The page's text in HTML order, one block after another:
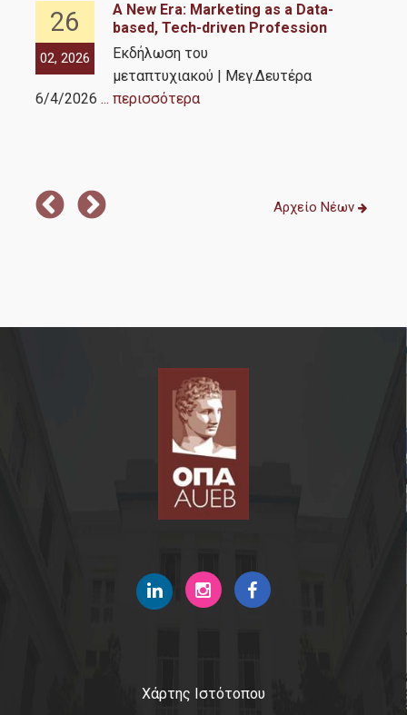
ΜΟΔΙΠ
Υποψήφιοι
Τμήμα Μερικής Φοίτησης
Χρήσιμες πληροφορίες & διαδικασίες
Υπηρεσίες και υποδομές
Επικοινωνία
26
02, 2026
A New Era: Marketing as a Data-
based, Tech-driven Profession
Εκδήλωση του
μεταπτυχιακού | Μεγ.Δευτέρα
6/4/2026 ... περισσότερα
Αρχείο Νέων
Χάρτης Ιστότοπου